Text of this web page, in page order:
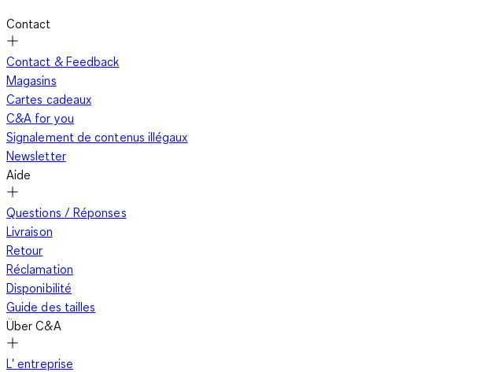
Contact
Contact & Feedback
Magasins
Cartes cadeaux
C&A for you
Signalement de contenus illégaux
Newsletter
Aide
Questions / Réponses
Livraison
Retour
Réclamation
Disponibilité
Guide des tailles
Über C&A
L' entreprise